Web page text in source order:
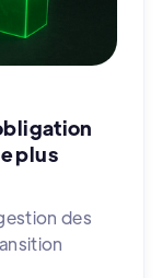
plus
des